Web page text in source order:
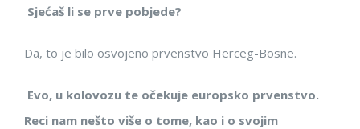
Sjećaš li se prve pobjede?
Da, to je bilo osvojeno prvenstvo Herceg-Bosne.
Evo, u kolovozu te očekuje europsko prvenstvo.
Reci nam nešto više o tome, kao i o svojim